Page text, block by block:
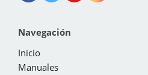
Navegación
Inicio
Manuales